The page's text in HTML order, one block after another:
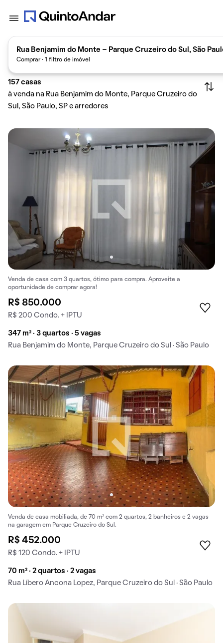
Rua Benjamim do Monte - Parque Cruzeiro do Sul, São
Comprar · 1 filtro de imóvel
157 casas
à venda na Rua Benjamim do Monte, Parque Cruzeiro do
Sul, São Paulo, SP e arredores
Venda de casa com 3 quartos, ótimo para compra. Aproveite a
oportunidade de comprar agora!
R$ 850.000
R$ 200 Condo. + IPTU
347 m² · 3 quartos · 5 vagas
Rua Benjamim do Monte, Parque Cruzeiro do Sul · São Paulo
Venda de casa mobiliada, de 70 m² com 2 quartos, 2 banheiros e 2 vagas
na garagem em Parque Cruzeiro do Sul.
R$ 452.000
R$ 120 Condo. + IPTU
70 m² · 2 quartos · 2 vagas
Rua Líbero Ancona Lopez, Parque Cruzeiro do Sul · São Paulo